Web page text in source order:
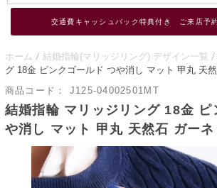
交通費キャッシュバック特典付き ご来店予
ホーム 結婚指輪(マリッジリング) デザイン一覧
グ 18金 ピンクゴールド つや消し マット 甲丸 天
商品コード：
J125-04002501MT
結婚指輪 マリッジリング 18金 ピ
や消し マット 甲丸 天然石 ガーネ